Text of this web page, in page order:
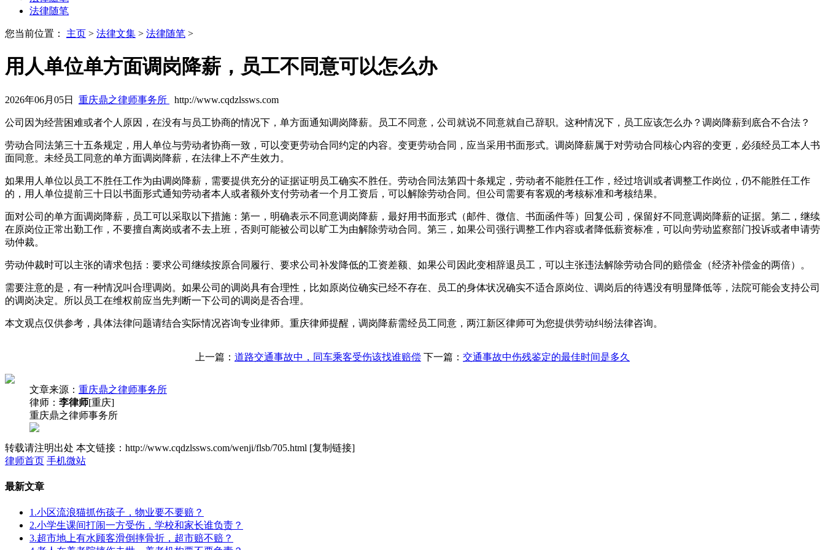
法律随笔
您当前位置： 主页 > 法律文集 > 法律随笔 >
用人单位单方面调岗降薪，员工不同意可以怎么办
2026年06月05日 重庆鼎之律师事务所 http://www.cqdzlssws.com
公司因为经营困难或者个人原因，在没有与员工协商的情况下，单方面通知调岗降薪。员工不同意，公司就说不同意就自己辞职。这种情况下，员工应该怎么办？调岗降薪到底合不合法？
劳动合同法第三十五条规定，用人单位与劳动者协商一致，可以变更劳动合同约定的内容。变更劳动合同，应当采用书面形式。调岗降薪属于对劳动合同核心内容的变更，必须经员工本人书
面同意。未经员工同意的单方面调岗降薪，在法律上不产生效力。
如果用人单位以员工不胜任工作为由调岗降薪，需要提供充分的证据证明员工确实不胜任。劳动合同法第四十条规定，劳动者不能胜任工作，经过培训或者调整工作岗位，仍不能胜任工作
的，用人单位提前三十日以书面形式通知劳动者本人或者额外支付劳动者一个月工资后，可以解除劳动合同。但公司需要有客观的考核标准和考核结果。
面对公司的单方面调岗降薪，员工可以采取以下措施：第一，明确表示不同意调岗降薪，最好用书面形式（邮件、微信、书面函件等）回复公司，保留好不同意调岗降薪的证据。第二，继续
在原岗位正常出勤工作，不要擅自离岗或者不去上班，否则可能被公司以旷工为由解除劳动合同。第三，如果公司强行调整工作内容或者降低薪资标准，可以向劳动监察部门投诉或者申请劳
动仲裁。
劳动仲裁时可以主张的请求包括：要求公司继续按原合同履行、要求公司补发降低的工资差额、如果公司因此变相辞退员工，可以主张违法解除劳动合同的赔偿金（经济补偿金的两倍）。
需要注意的是，有一种情况叫合理调岗。如果公司的调岗具有合理性，比如原岗位确实已经不存在、员工的身体状况确实不适合原岗位、调岗后的待遇没有明显降低等，法院可能会支持公司
的调岗决定。所以员工在维权前应当先判断一下公司的调岗是否合理。
本文观点仅供参考，具体法律问题请结合实际情况咨询专业律师。重庆律师提醒，调岗降薪需经员工同意，两江新区律师可为您提供劳动纠纷法律咨询。
上一篇： 道路交通事故中，同车乘客受伤该找谁赔偿 下一篇： 交通事故中伤残鉴定的最佳时间是多久
文章来源： 重庆鼎之律师事务所
律师： 李律师[重庆]
重庆鼎之律师事务所
转载请注明出处 本文链接：http://www.cqdzlssws.com/wenji/flsb/705.html [复制链接]
律师首页 手机微站
最新文章
1.小区流浪猫抓伤孩子，物业要不要赔？
2.小学生课间打闹一方受伤，学校和家长谁负责？
3.超市地上有水顾客滑倒摔骨折，超市赔不赔？